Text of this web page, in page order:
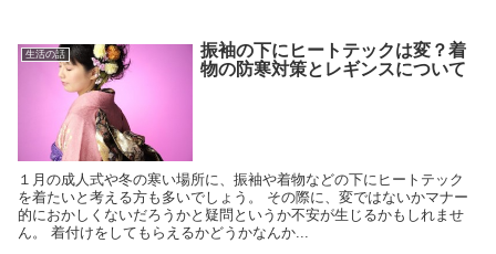
生活の話
振袖の下にヒートテックは変？着
物の防寒対策とレギンスについて
１月の成人式や冬の寒い場所に、振袖や着物などの下にヒートテック
を着たいと考える方も多いでしょう。 その際に、変ではないかマナー
的におかしくないだろうかと疑問というか不安が生じるかもしれませ
ん。 着付けをしてもらえるかどうかなんか...